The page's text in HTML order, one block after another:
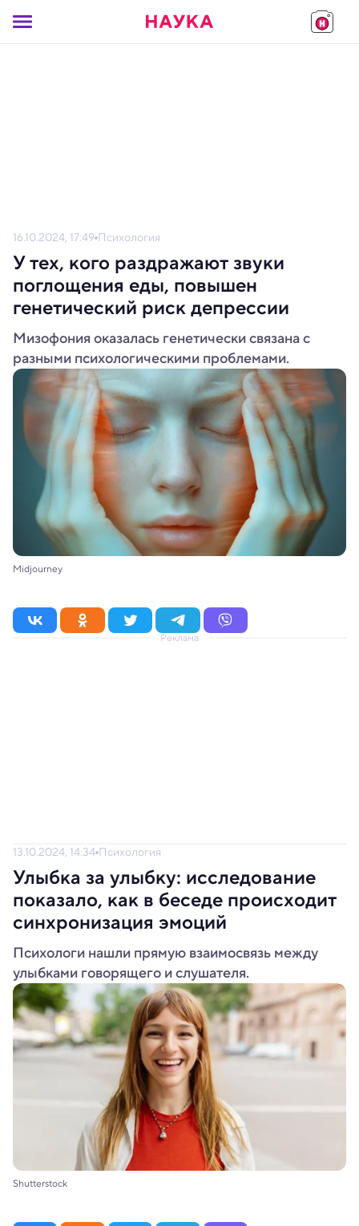
16.10.2024, 17:49 Психология
У тех, кого раздражают звуки
поглощения еды, повышен
генетический риск депрессии
Мизофония оказалась генетически связана с
разными психологическими проблемами.
Midjourney
Реклама
13.10.2024, 14:34 Психология
Улыбка за улыбку: исследование
показало, как в беседе происходит
синхронизация эмоций
Психологи нашли прямую взаимосвязь между
улыбками говорящего и слушателя.
Shutterstock